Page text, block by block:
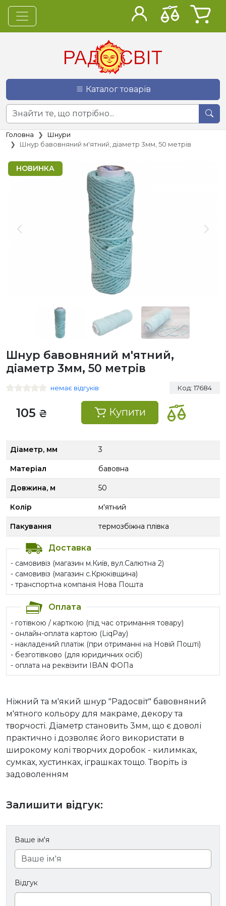
Каталог товарів
Головна
Шнури
Шнур бавовняний м'ятний, діаметр 3мм, 50 метрів
НОВИНКА
Шнур бавовняний м'ятний,
діаметр 3мм, 50 метрів
немає відгуків Код: 17684
105 ₴ Купити
Діаметр, мм 3
Матеріал бавовна
Довжина, м 50
Колір м'ятний
Пакування термозбіжна плівка
Доставка
- самовивіз (магазин м.Київ, вул.Салютна 2)
- самовивіз (магазин с.Крюківщина)
- транспортна компанія Нова Пошта
Оплата
- готівкою / карткою (під час отримання товару)
- онлайн-оплата картою (LiqPay)
- накладений платіж (при отриманні на Новій Пошті)
- безготівково (для юридичних осіб)
- оплата на реквізити IBAN ФОПа
Ніжний та м'який шнур "Радосвіт" бавовняний
м'ятного кольору для макраме, декору та
творчості. Діаметр становить 3мм, що є доволі
практично і дозволяє його використати в
широкому колі творчих доробок - килимках,
сумках, хустинках, іграшках тощо. Творіть із
задоволенням
Залишити відгук:
Ваше ім'я
Відгук